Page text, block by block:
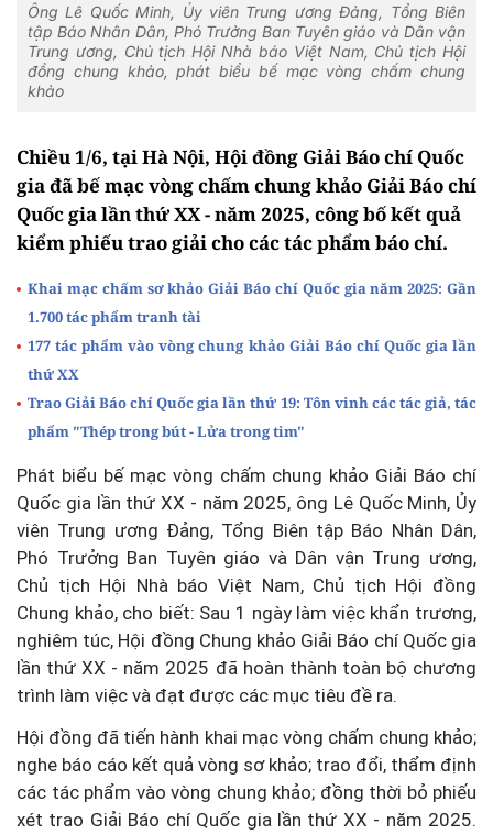
Ông Lê Quốc Minh, Ủy viên Trung ương Đảng, Tổng Biên
tập Báo Nhân Dân, Phó Trưởng Ban Tuyên giáo và Dân vận
Trung ương, Chủ tịch Hội Nhà báo Việt Nam, Chủ tịch Hội
đồng chung khảo, phát biểu bế mạc vòng chấm chung
khảo
Chiều 1/6, tại Hà Nội, Hội đồng Giải Báo chí Quốc
gia đã bế mạc vòng chấm chung khảo Giải Báo chí
Quốc gia lần thứ XX - năm 2025, công bố kết quả
kiểm phiếu trao giải cho các tác phẩm báo chí.
Khai mạc chấm sơ khảo Giải Báo chí Quốc gia năm 2025: Gần
1.700 tác phẩm tranh tài
177 tác phẩm vào vòng chung khảo Giải Báo chí Quốc gia lần
thứ XX
Trao Giải Báo chí Quốc gia lần thứ 19: Tôn vinh các tác giả, tác
phẩm "Thép trong bút - Lửa trong tim"
Phát biểu bế mạc vòng chấm chung khảo Giải Báo chí
Quốc gia lần thứ XX - năm 2025, ông Lê Quốc Minh, Ủy
viên Trung ương Đảng, Tổng Biên tập Báo Nhân Dân,
Phó Trưởng Ban Tuyên giáo và Dân vận Trung ương,
Chủ tịch Hội Nhà báo Việt Nam, Chủ tịch Hội đồng
Chung khảo, cho biết: Sau 1 ngày làm việc khẩn trương,
nghiêm túc, Hội đồng Chung khảo Giải Báo chí Quốc gia
lần thứ XX - năm 2025 đã hoàn thành toàn bộ chương
trình làm việc và đạt được các mục tiêu đề ra.
Hội đồng đã tiến hành khai mạc vòng chấm chung khảo;
nghe báo cáo kết quả vòng sơ khảo; trao đổi, thẩm định
các tác phẩm vào vòng chung khảo; đồng thời bỏ phiếu
xét trao Giải Báo chí Quốc gia lần thứ XX - năm 2025.